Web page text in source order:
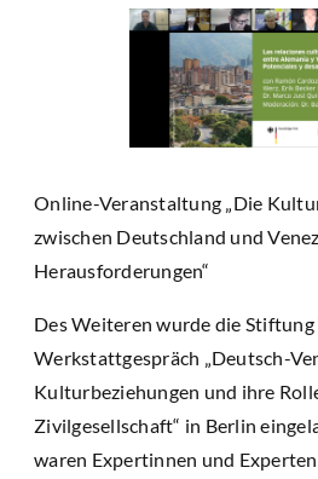
Online-Veranstaltung „Die
zwischen Deutschland und
Herausforderungen“
Des Weiteren wurde die
Werkstattgespräch „Deutsch-
Kulturbeziehungen und ihre
Zivilgesellschaft“ in Berlin
waren Expertinnen und